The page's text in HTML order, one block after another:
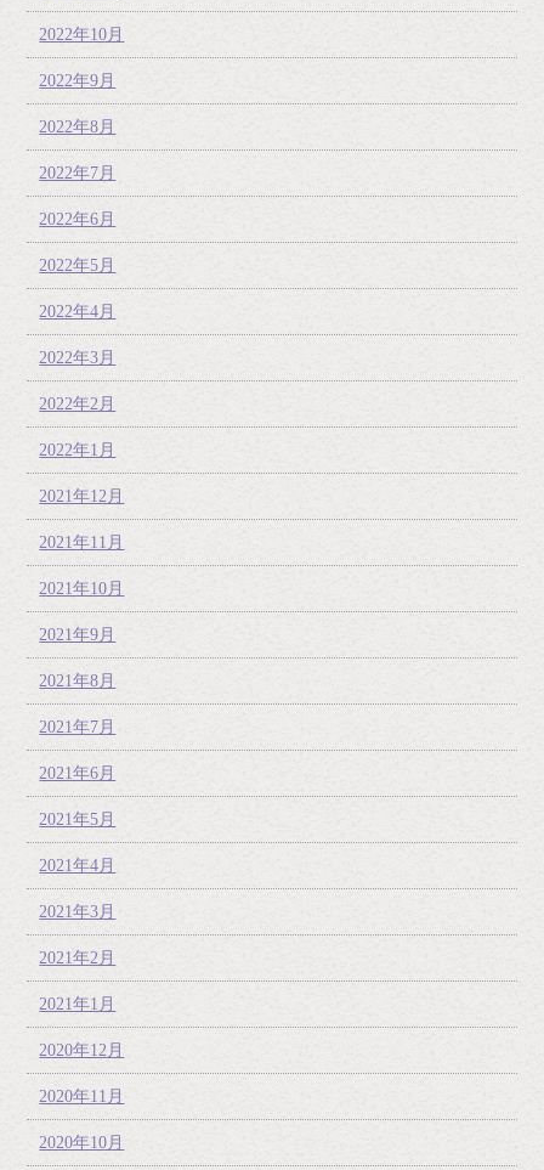
2022年10月
2022年9月
2022年8月
2022年7月
2022年6月
2022年5月
2022年4月
2022年3月
2022年2月
2022年1月
2021年12月
2021年11月
2021年10月
2021年9月
2021年8月
2021年7月
2021年6月
2021年5月
2021年4月
2021年3月
2021年2月
2021年1月
2020年12月
2020年11月
2020年10月